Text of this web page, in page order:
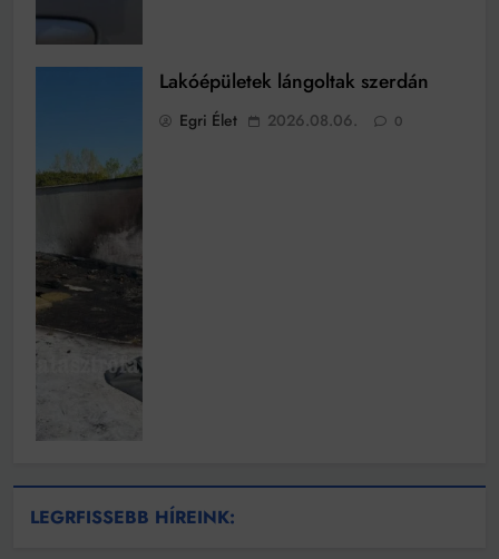
Lakóépületek lángoltak szerdán
Egri Élet 2026.08.06. 0
LEGRFISSEBB HÍREINK: